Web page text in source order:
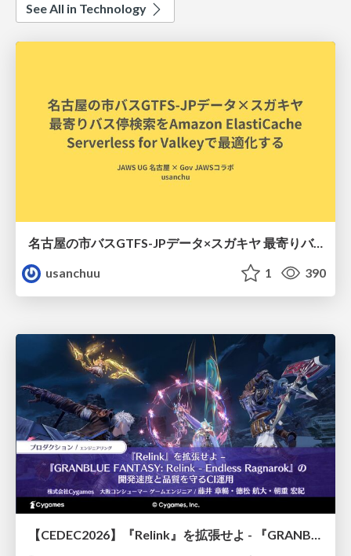
See All in Technology
名古屋の市バスGTFS-JPデータ×スガキヤ 最寄りバス停検索をAmazon ElastiCache Serverless for Valkeyで最適化する
usanchuu
1 390
【CEDEC2026】『Relink』を拡張せよ - 『GRANBLUE FANTASY: Relink - Endless Ragnarok』の開発速度と品質を守るCI運用